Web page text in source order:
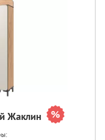
Жаклин